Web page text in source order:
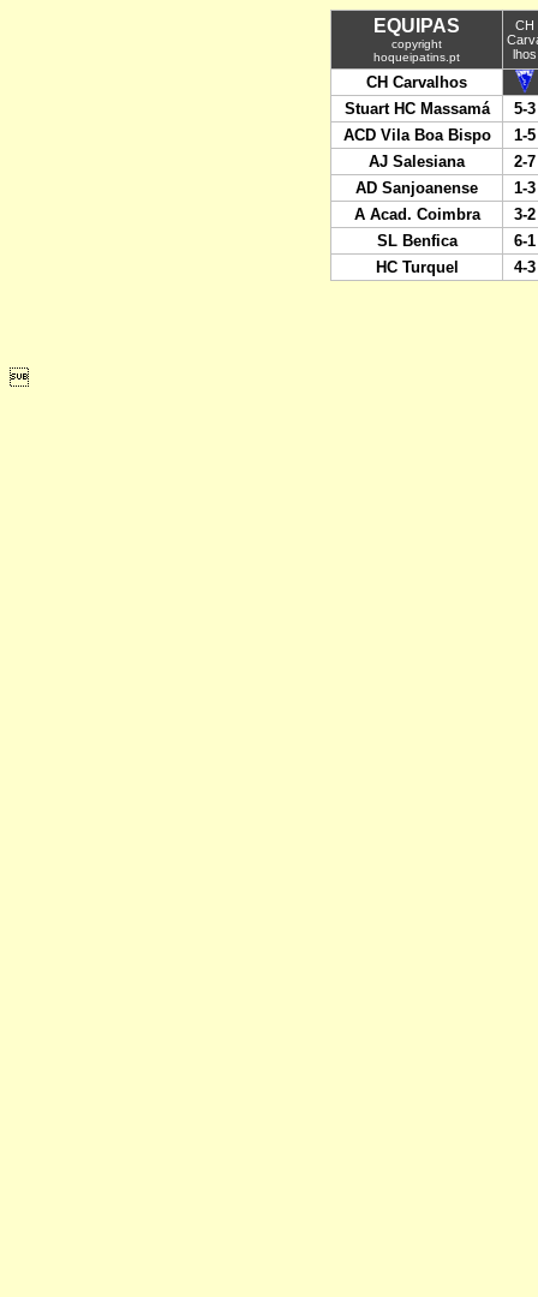
EQUIPAS
copyright
hoqueipatins.pt
CH
lhos
CH Carvalhos
Stuart HC Massamá
5-3
ACD Vila Boa Bispo
1-5
AJ Salesiana
2-7
AD Sanjoanense
1-3
A Acad. Coimbra
3-2
SL Benfica
6-1
HC Turquel
4-3
